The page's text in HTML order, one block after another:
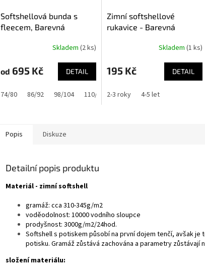
Softshellová bunda s
fleecem, Barevná
Skladem (2 ks)
od 695 Kč DETAIL
74/80 86/92 98/104 110/116 122/128 134/140
Zimní softshellové
rukavice - Barevná
Skladem (1 ks)
195 Kč DETAIL
2-3 roky 4-5 let
Popis Diskuze
Detailní popis produktu
Materiál - zimní softshell
gramáž: cca 310-345g/m2
voděodolnost: 10000 vodního sloupce
prodyšnost: 3000g/m2/24hod.
Softshell s potiskem působí na první dojem tenčí, avšak je
potisku. Gramáž zůstává zachována a parametry zůstávají
složení materiálu: